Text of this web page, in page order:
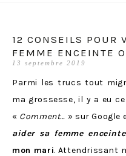
12 CONSEILS POUR
FEMME ENCEINTE
13 septembre 2019
Parmi les trucs tout
ma grossesse, il y a eu
« Comment… » sur Google
aider sa femme enceinte
mon mari. Attendrissant